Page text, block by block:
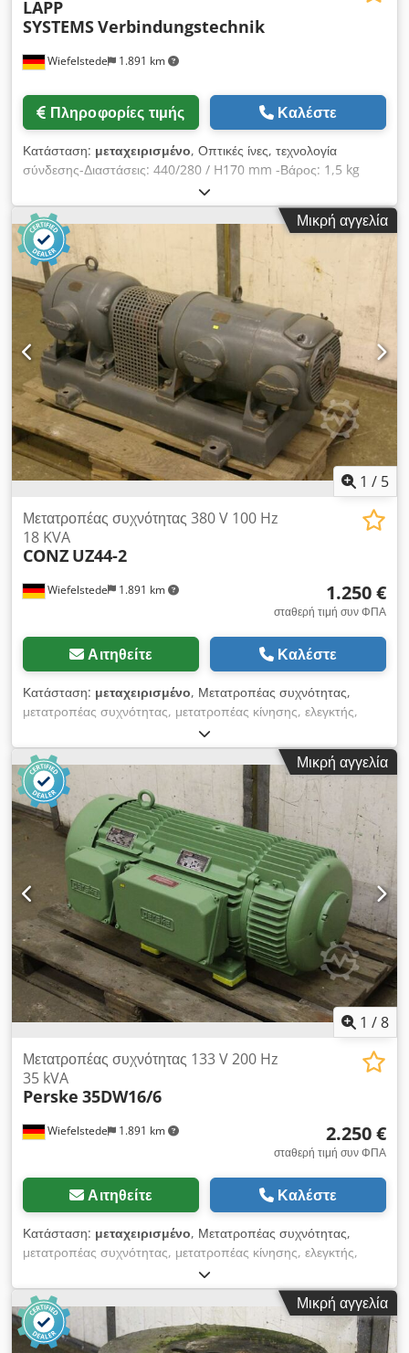
Wiefelstede 1.891 km
LAPP
SYSTEMSVerbindungstechnik
Πληροφορίες τιμής Καλέστε
Κατάσταση: μεταχειρισμένο, Οπτικές ίνες, τεχνολογία
σύνδεσης-Διαστάσεις: 440/280 / H170 mm -Βάρος: 1,5 kg
Μικρή αγγελία
1 / 5
Wiefelstede 1.891 km
Μετατροπέας συχνότητας 380 V 100 Hz
18 KVA
CONZ UZ44-2
1.250 €
σταθερή τιμή συν ΦΠΑ
Αιτηθείτε Καλέστε
Κατάσταση: μεταχειρισμένο, Μετατροπέας συχνότητας,
μετατροπέας συχνότητας, μετατροπέας κίνησης, ελεγκτής,
μονάδα μεταβλητής ταχύτητας - Είσοδος: 380 V 50 Hz -
Έξοδος: 380 V 100 Hz - Ισχύς: 18 KVA - Διαστάσεις: 1160/480
/ H540 mm - Βάρος: 290 kg Djdpfxecblxmo AptskrΜικρή αγγελία
1 /8
Wiefelstede 1.891 km
Μετατροπέας συχνότητας 133 V 200 Hz
35 kVA
Perske 35DW16/6
2.250 €
σταθερή τιμή συν ΦΠΑ
Αιτηθείτε Καλέστε
Κατάσταση: μεταχειρισμένο, Μετατροπέας συχνότητας,
μετατροπέας συχνότητας, μετατροπέας κίνησης, ελεγκτής,
μονάδα μεταβλητής ταχύτητας -Κατασκευαστής: Perske
-Τύπος: 35DW16/6 -Τύπος: DA16/2 -Είσοδος: 380 V 50 Hz
-Έξοδος: 133 V 200 Hz Dodpfx Apedcmvrstokr -Ισχύς: 35
KVA -Διαστάσεις: 1000/520/H500 mm -Βάρος: 450 kg
Μικρή αγγελία